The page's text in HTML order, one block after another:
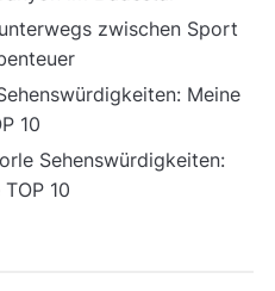
zwischen Sport
Meine
10
Sehenswürdigkeiten:
10